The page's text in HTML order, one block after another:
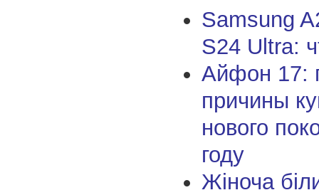
Samsung
S24 Ultra:
Айфон 17:
причины
нового
году
Жіноча